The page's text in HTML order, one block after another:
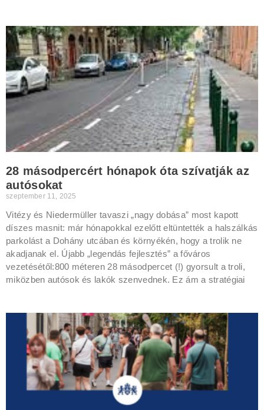
28 másodpercért hónapok óta szívatják az
autósokat
szeptember 11, 2025
Vitézy és Niedermüller tavaszi „nagy dobása” most kapott
díszes masnit: már hónapokkal ezelőtt eltüntették a halszálkás
parkolást a Dohány utcában és környékén, hogy a trolik ne
akadjanak el. Újabb „legendás fejlesztés” a főváros
vezetésétől:800 méteren 28 másodpercet (!) gyorsult a troli,
miközben autósok és lakók szenvednek. Ez ám a stratégiai